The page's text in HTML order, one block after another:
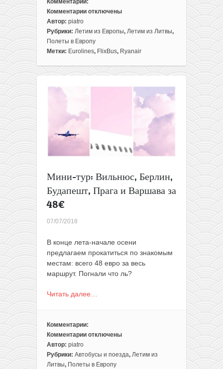
Комментарии
к
записи
Мини-
тур:
Берлин,
Прага
отключены
Автор: piatro
Рубрики: Летим из Европы, Летим из Литвы,
Полеты в Европу
Метки: Eurolines, FlixBus, Ryanair
Мини-тур: Вильнюс, Берлин,
Будапешт, Прага и Варшава за
48€
07/07/2018
В конце лета-начале осени
предлагаем прокатиться по знакомым
местам: всего 48 евро за весь
маршрут. Погнали что ль?
Читать далее…
Комментарии:
Комментарии
к
записи
Мини-
отключены
Автор: piatro
Рубрики: Автобусы и поезда, Летим из
Литвы, Полеты в Европу